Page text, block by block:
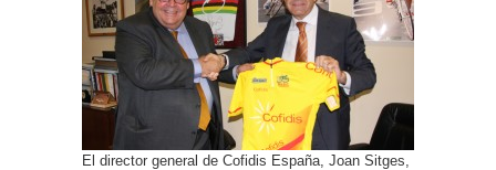
El director general de Cofidis España, Joan Sitges,